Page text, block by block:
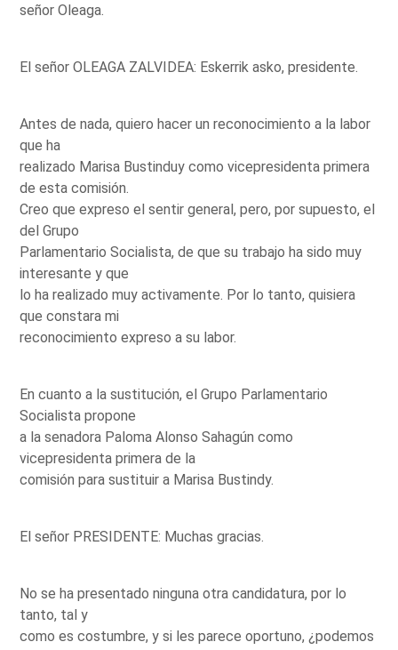
señor Oleaga.
El señor OLEAGA ZALVIDEA: Eskerrik asko, presidente.
Antes de nada, quiero hacer un reconocimiento a la labor
que ha
realizado Marisa Bustinduy como vicepresidenta primera
de esta comisión.
Creo que expreso el sentir general, pero, por supuesto, el
del Grupo
Parlamentario Socialista, de que su trabajo ha sido muy
interesante y que
lo ha realizado muy activamente. Por lo tanto, quisiera
que constara mi
reconocimiento expreso a su labor.
En cuanto a la sustitución, el Grupo Parlamentario
Socialista propone
a la senadora Paloma Alonso Sahagún como
vicepresidenta primera de la
comisión para sustituir a Marisa Bustindy.
El señor PRESIDENTE: Muchas gracias.
No se ha presentado ninguna otra candidatura, por lo
tanto, tal y
como es costumbre, y si les parece oportuno, ¿podemos